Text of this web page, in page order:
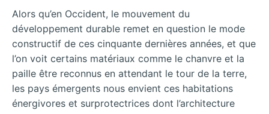
Alors qu’en Occident, le mouvement du
développement durable remet en question le mode
constructif de ces cinquante dernières années, et que
l’on voit certains matériaux comme le chanvre et la
paille être reconnus en attendant le tour de la terre,
les pays émergents nous envient ces habitations
énergivores et surprotectrices dont l’architecture